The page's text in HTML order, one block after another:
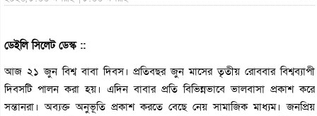
ডেইলি সিলেট ডেস্ক ::
আজ ২১ জুন বিশ্ব বাবা দিবস। প্রতিবছর জুন মাসের তৃতীয় রোববার বিশ্বব্যাপী
দিবসটি পালন করা হয়। এদিন বাবার প্রতি বিভিন্নভাবে ভালবাসা প্রকাশ করে
সন্তানরা। অব্যক্ত অনুভূতি প্রকাশ করতে বেছে নেয় সামাজিক মাধ্যম। জনপ্রিয়